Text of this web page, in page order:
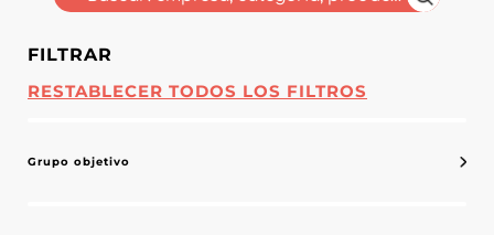
FILTRAR
RESTABLECER TODOS LOS FILTROS
Grupo objetivo